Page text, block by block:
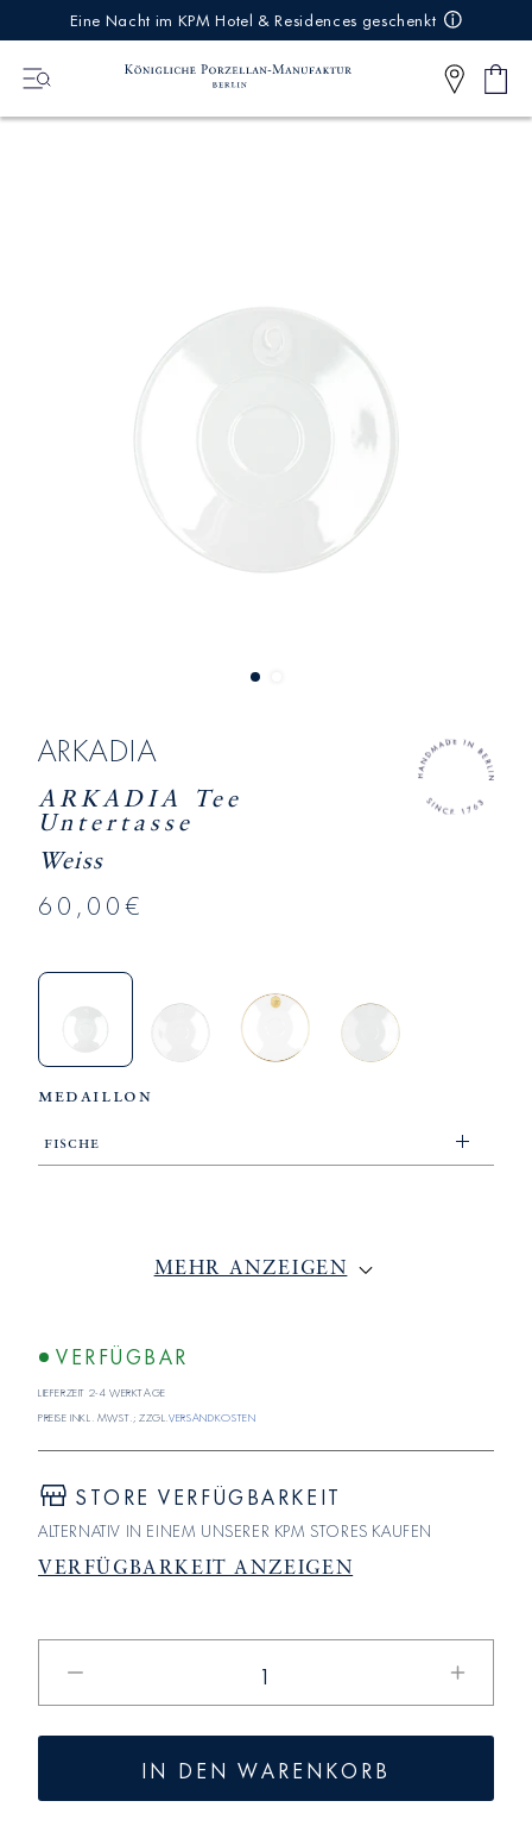
Eine Nacht im KPM Hotel & Residences geschenkt
0
Artikel
ARKADIA
ARKADIA Tee
Untertasse
Weiss
60,00€
medaillon
Fische
MEHR ANZEIGEN
VERFÜGBAR
Lieferzeit 2-4 Werktage
Preise inkl. MwSt.; zzgl. Versandkosten
STORE VERFÜGBARKEIT
ALTERNATIV IN EINEM UNSERER KPM STORES KAUFEN
VERFÜGBARKEIT ANZEIGEN
ARKADIA
Erhöhe
die
IN DEN WARENKORB